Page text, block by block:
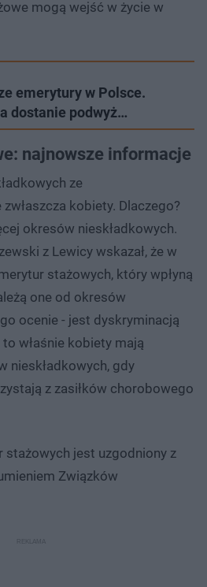
mogą wejść w życie w
emerytury w Polsce.
dostanie podwyż…
najnowsze informacje
ze
kobiety. Dlaczego?
okresów nieskładkowych.
z Lewicy wskazał, że w
stażowych, który wpłyną
one od okresów
ocenie - jest dyskryminacją
właśnie kobiety mają
nieskładkowych, gdy
z zasiłków chorobowego
stażowych jest uzgodniony z
Związków